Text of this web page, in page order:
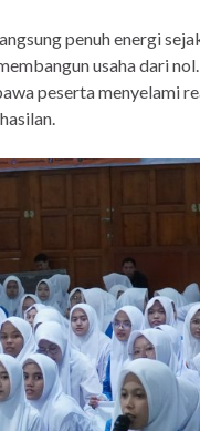
penuh energi
usaha dari
peserta menyelami